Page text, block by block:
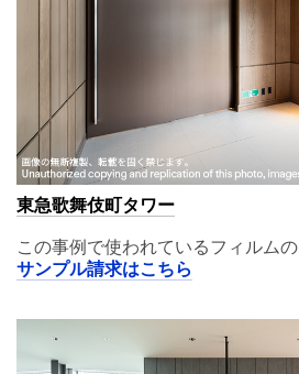
東急歌舞伎町タワー
この事例で使われているフィルムの
サンプル請求はこちら